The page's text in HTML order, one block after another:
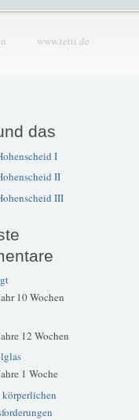
www.tetti.de
das
I
II
III
10 Wochen
12 Wochen
1 Woche